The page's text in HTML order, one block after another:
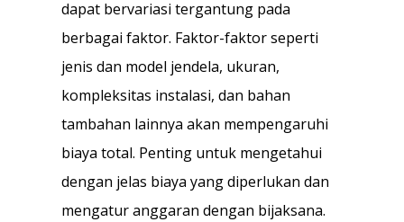
dapat bervariasi tergantung pada
berbagai faktor. Faktor-faktor seperti
jenis dan model jendela, ukuran,
kompleksitas instalasi, dan bahan
tambahan lainnya akan mempengaruhi
biaya total. Penting untuk mengetahui
dengan jelas biaya yang diperlukan dan
mengatur anggaran dengan bijaksana.